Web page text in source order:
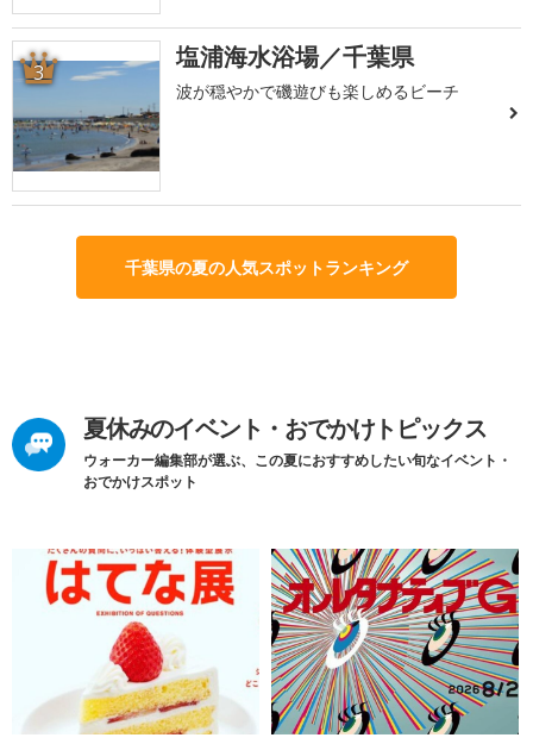
3 塩浦海水浴場／千葉県
波が穏やかで磯遊びも楽しめるビーチ
千葉県の夏の人気スポットランキング
夏休みのイベント・おでかけトピックス
ウォーカー編集部が選ぶ、この夏におすすめしたい旬なイベント・
おでかけスポット